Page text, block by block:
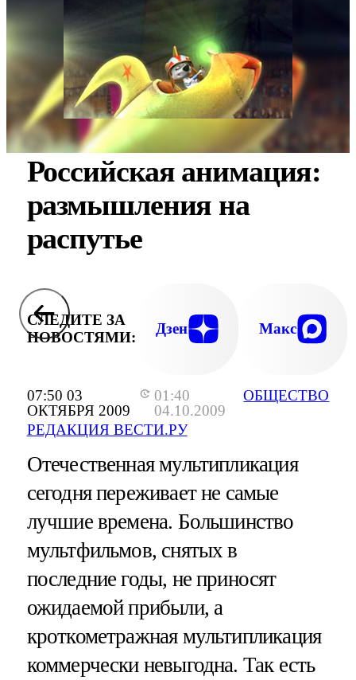
07:50 03
ОКТЯБРЯ 2009
01:40
04.10.2009
РЕДАКЦИЯ ВЕСТИ.РУ
ОБЩЕСТВО
Российская анимация:
размышления на
распутье
СЛЕДИТЕ ЗА
НОВОСТЯМИ:
Дзен Макс
Отечественная мультипликация
сегодня переживает не самые
лучшие времена. Большинство
мультфильмов, снятых в
последние годы, не приносят
ожидаемой прибыли, а
кроткометражная мультипликация
коммерчески невыгодна. Так есть